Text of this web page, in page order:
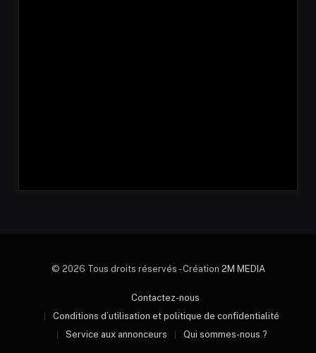
© 2026 Tous droits réservés - Création 2M MEDIA
Contactez-nous
Conditions d’utilisation et politique de confidentialité
Service aux annonceurs
Qui sommes-nous ?